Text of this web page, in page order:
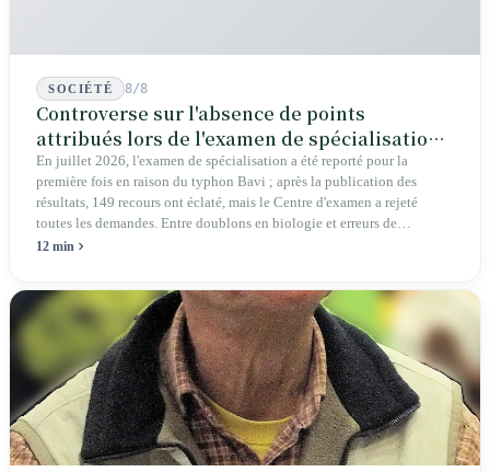
SOCIÉTÉ 8/8
Controverse sur l'absence de points
attribués lors de l'examen de spécialisation
2026 : une crise structurelle de l'intégrité
éducative
En juillet 2026, l'examen de spécialisation a été reporté pour la
première fois en raison du typhon Bavi ; après la publication des
résultats, 149 recours ont éclaté, mais le Centre d'examen a rejeté
toutes les demandes. Entre doublons en biologie et erreurs de
graphiques en géographie, les autorités affirment que cela « n'affecte
12 min